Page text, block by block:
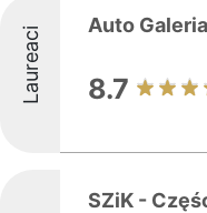
Laureaci Auto
8.7
SZiK -